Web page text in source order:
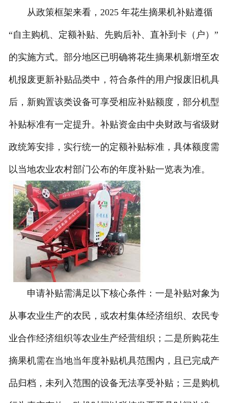
从政策框架来看，2025 年花生摘果机补贴遵循
“自主购机、定额补贴、先购后补、直补到卡（户）”
的实施方式。部分地区已明确将花生摘果机新增至农
机报废更新补贴品类中，符合条件的用户报废旧机具
后，新购置该类设备可享受相应补贴额度，部分机型
补贴标准有一定提升。补贴资金由中央财政与省级财
政统筹安排，实行统一的定额补贴标准，具体额度需
以当地农业农村部门公布的年度补贴一览表为准。
申请补贴需满足以下核心条件：一是补贴对象为
从事农业生产的农民，或农村集体经济组织、农民专
业合作经济组织等农业生产经营组织；二是所购花生
摘果机需在当地当年度补贴机具范围内，且已完成产
品归档，未列入范围的设备无法享受补贴；三是购机